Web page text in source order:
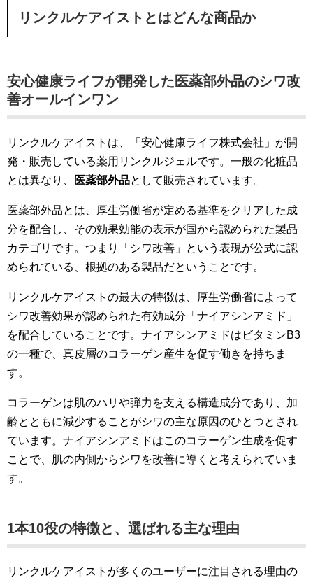
リンクルケアイストとはどんな商品か
安心健康ライフが開発した医薬部外品のシワ改
善オールインワン
リンクルケアイストは、「安心健康ライフ株式会社」が開
発・販売している薬用リンクルジェルです。一般の化粧品
とは異なり、
医薬部外品として販売されています。
医薬部外品とは、厚生労働省が定める基準をクリアした成
分を配合し、その効果効能の表示が国から認められた製品
カテゴリです。つまり「シワ改善」という表現が公式に認
められている、根拠のある製品だということです。
リンクルケアイストの最大の特徴は、厚生労働省によって
シワ改善効果が認められた有効成分「ナイアシンアミド」
を配合していることです。ナイアシンアミドはビタミンB3
の一種で、真皮層のコラーゲン産生を促す働きを持ちま
す。
コラーゲンは肌のハリや弾力を支える構造成分であり、加
齢とともに減少することがシワの主な原因のひとつとされ
ています。ナイアシンアミドはこのコラーゲン生成を促す
ことで、肌の内側からシワを改善に導くと考えられていま
す。
1本10役の特徴と、選ばれる主な理由
リンクルケアイストが多くのユーザーに注目される理由の